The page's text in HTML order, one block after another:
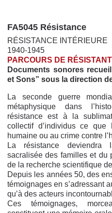
FA5045 Résistance
RÉSISTANCE INTÉRIEURE
1940-1945
PARCOURS DE
Documents sonores
et Sons” sous la direction
La seconde guerre
métaphysique dans
résistance est à la
collectif d’individus ce que
humaine ou au crime contre
La résistance
sacralisée des familles et du
de la recherche scientifique
Depuis les années 50, des
témoignages en s’adressant
qu’à des acteurs
Ces témoignages,